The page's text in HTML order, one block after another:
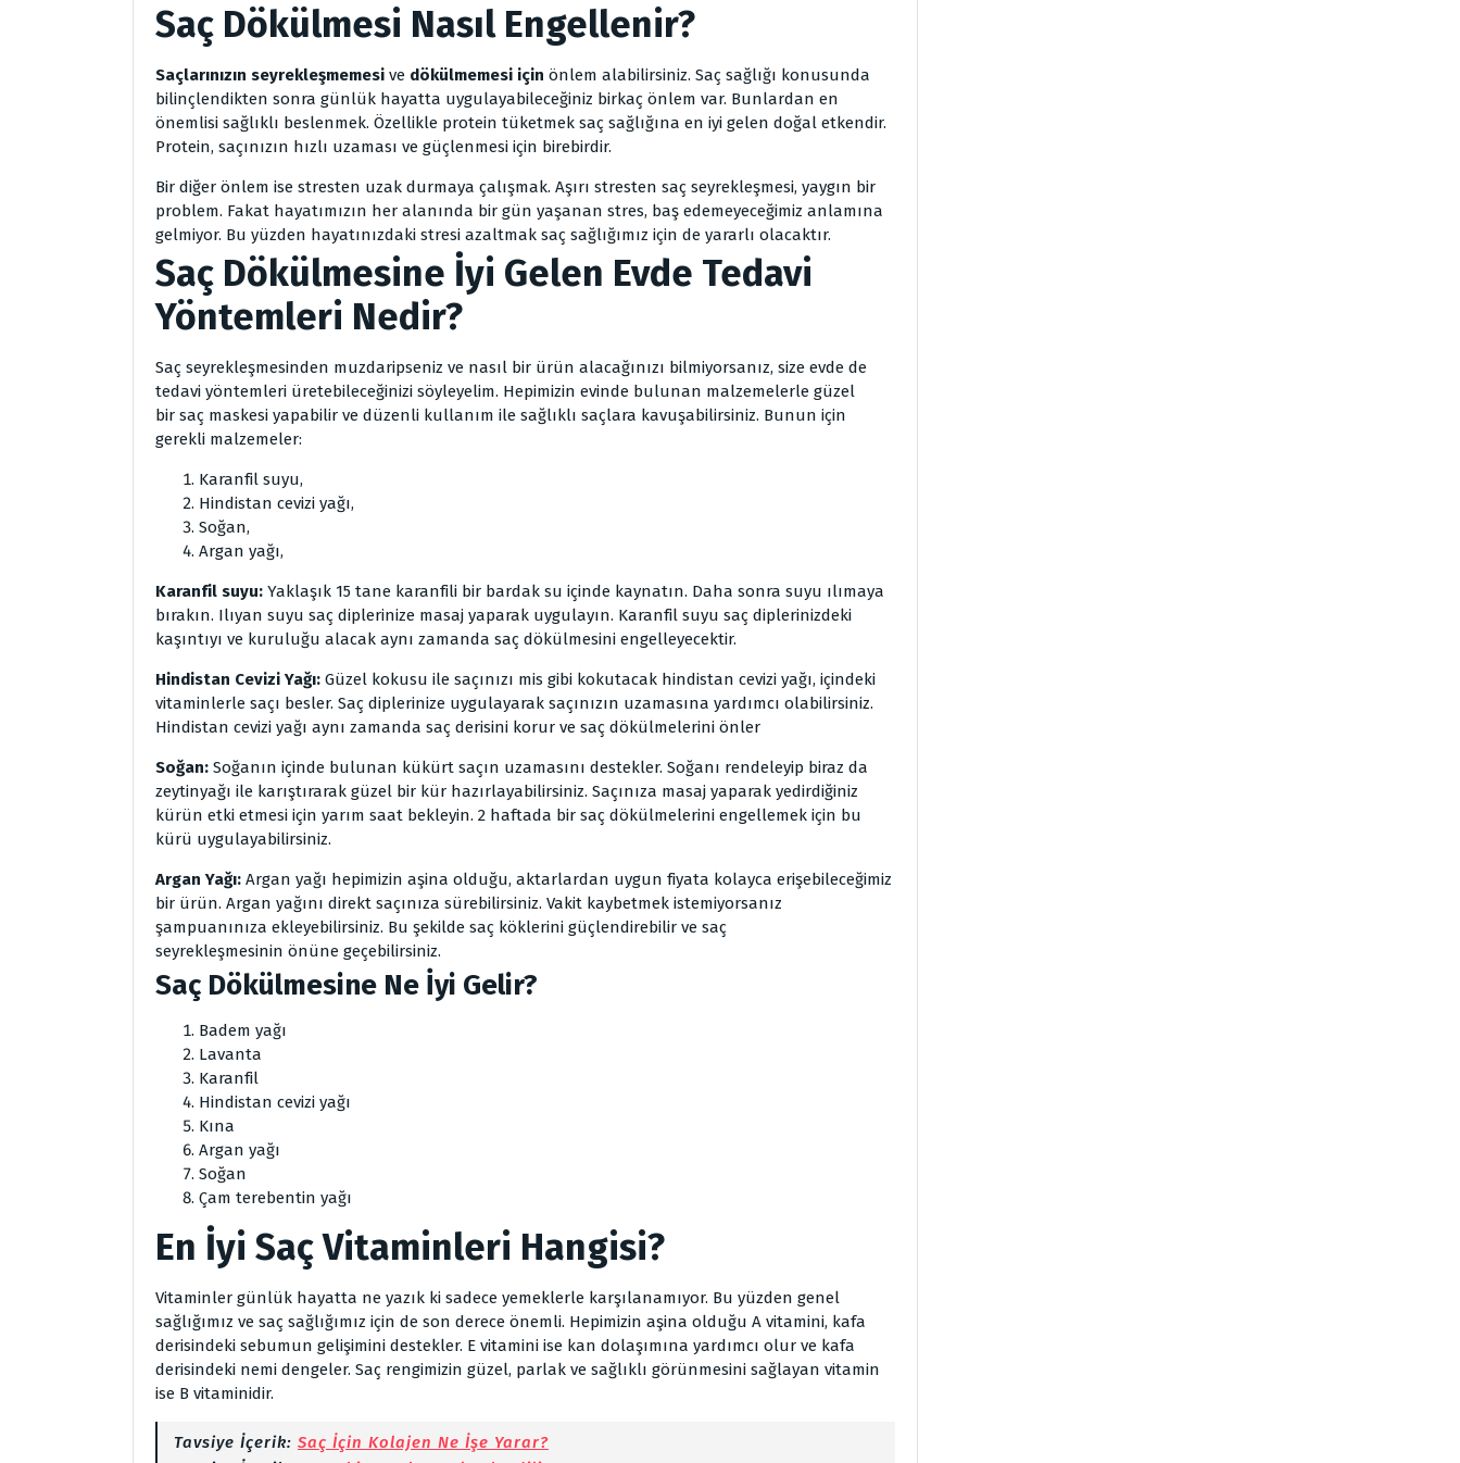
Saç Dökülmesi Nasıl Engellenir?
Saçlarınızın seyrekleşmemesi ve dökülmemesi için önlem alabilirsiniz. Saç sağlığı konusunda
bilinçlendikten sonra günlük hayatta uygulayabileceğiniz birkaç önlem var. Bunlardan en
önemlisi sağlıklı beslenmek. Özellikle protein tüketmek saç sağlığına en iyi gelen doğal etkendir.
Protein, saçınızın hızlı uzaması ve güçlenmesi için birebirdir.
Bir diğer önlem ise stresten uzak durmaya çalışmak. Aşırı stresten saç seyrekleşmesi, yaygın bir
problem. Fakat hayatımızın her alanında bir gün yaşanan stres, baş edemeyeceğimiz anlamına
gelmiyor. Bu yüzden hayatınızdaki stresi azaltmak saç sağlığımız için de yararlı olacaktır.
Saç Dökülmesine İyi Gelen Evde Tedavi
Yöntemleri Nedir?
Saç seyrekleşmesinden muzdaripseniz ve nasıl bir ürün alacağınızı bilmiyorsanız, size evde de
tedavi yöntemleri üretebileceğinizi söyleyelim. Hepimizin evinde bulunan malzemelerle güzel
bir saç maskesi yapabilir ve düzenli kullanım ile sağlıklı saçlara kavuşabilirsiniz. Bunun için
gerekli malzemeler:
Karanfil suyu,
Hindistan cevizi yağı,
Soğan,
Argan yağı,
Karanfil suyu: Yaklaşık 15 tane karanfili bir bardak su içinde kaynatın. Daha sonra suyu ılımaya
bırakın. Ilıyan suyu saç diplerinize masaj yaparak uygulayın. Karanfil suyu saç diplerinizdeki
kaşıntıyı ve kuruluğu alacak aynı zamanda saç dökülmesini engelleyecektir.
Hindistan Cevizi Yağı: Güzel kokusu ile saçınızı mis gibi kokutacak hindistan cevizi yağı, içindeki
vitaminlerle saçı besler. Saç diplerinize uygulayarak saçınızın uzamasına yardımcı olabilirsiniz.
Hindistan cevizi yağı aynı zamanda saç derisini korur ve saç dökülmelerini önler
Soğan: Soğanın içinde bulunan kükürt saçın uzamasını destekler. Soğanı rendeleyip biraz da
zeytinyağı ile karıştırarak güzel bir kür hazırlayabilirsiniz. Saçınıza masaj yaparak yedirdiğiniz
kürün etki etmesi için yarım saat bekleyin. 2 haftada bir saç dökülmelerini engellemek için bu
kürü uygulayabilirsiniz.
Argan Yağı: Argan yağı hepimizin aşina olduğu, aktarlardan uygun fiyata kolayca erişebileceğimiz
bir ürün. Argan yağını direkt saçınıza sürebilirsiniz. Vakit kaybetmek istemiyorsanız
şampuanınıza ekleyebilirsiniz. Bu şekilde saç köklerini güçlendirebilir ve saç
seyrekleşmesinin önüne geçebilirsiniz.
Saç Dökülmesine Ne İyi Gelir?
Badem yağı
Lavanta
Karanfil
Hindistan cevizi yağı
Kına
Argan yağı
Soğan
Çam terebentin yağı
En İyi Saç Vitaminleri Hangisi?
Vitaminler günlük hayatta ne yazık ki sadece yemeklerle karşılanamıyor. Bu yüzden genel
sağlığımız ve saç sağlığımız için de son derece önemli. Hepimizin aşina olduğu A vitamini, kafa
derisindeki sebumun gelişimini destekler. E vitamini ise kan dolaşımına yardımcı olur ve kafa
derisindeki nemi dengeler. Saç rengimizin güzel, parlak ve sağlıklı görünmesini sağlayan vitamin
ise B vitaminidir.
Tavsiye İçerik: Saç İçin Kolajen Ne İşe Yarar?